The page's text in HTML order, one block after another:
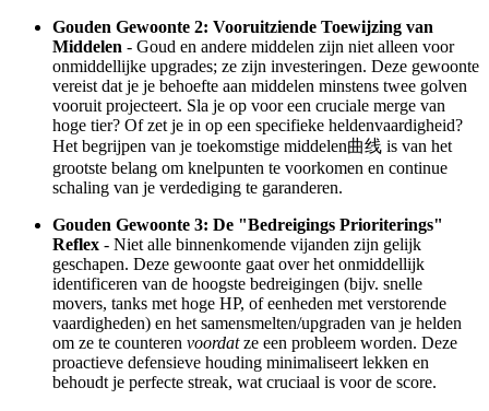
Gouden Gewoonte 2: Vooruitziende Toewijzing van
Middelen - Goud en andere middelen zijn niet alleen voor
onmiddellijke upgrades; ze zijn investeringen. Deze gewoonte
vereist dat je je behoefte aan middelen minstens twee golven
vooruit projecteert. Sla je op voor een cruciale merge van
hoge tier? Of zet je in op een specifieke heldenvaardigheid?
Het begrijpen van je toekomstige middelen曲线 is van het
grootste belang om knelpunten te voorkomen en continue
schaling van je verdediging te garanderen.
Gouden Gewoonte 3: De "Bedreigings Prioriterings"
Reflex - Niet alle binnenkomende vijanden zijn gelijk
geschapen. Deze gewoonte gaat over het onmiddellijk
identificeren van de hoogste bedreigingen (bijv. snelle
movers, tanks met hoge HP, of eenheden met verstorende
vaardigheden) en het samensmelten/upgraden van je helden
om ze te counteren voordatze een probleem worden. Deze
proactieve defensieve houding minimaliseert lekken en
behoudt je perfecte streak, wat cruciaal is voor de score.